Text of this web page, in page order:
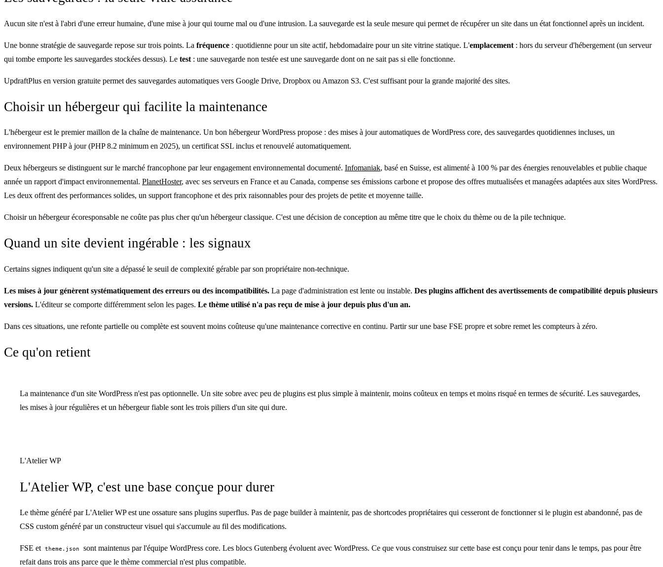
Aucun site n'est à l'abri d'une erreur humaine, d'une mise à jour qui tourne mal ou d'une intrusion. La sauvegarde est la seule mesure qui permet de récupérer un site dans un état fonctionnel après un incident.
Une bonne stratégie de sauvegarde repose sur trois points. La fréquence : quotidienne pour un site actif, hebdomadaire pour un site vitrine statique. L'emplacement : hors du serveur d'hébergement (un serveur
qui tombe emporte les sauvegardes stockées dessus). Le test : une sauvegarde non testée est une sauvegarde dont on ne sait pas si elle fonctionne.
UpdraftPlus en version gratuite permet des sauvegardes automatiques vers Google Drive, Dropbox ou Amazon S3. C'est suffisant pour la grande majorité des sites.
Choisir un hébergeur qui facilite la maintenance
L'hébergeur est le premier maillon de la chaîne de maintenance. Un bon hébergeur WordPress propose : des mises à jour automatiques de WordPress core, des sauvegardes quotidiennes incluses, un
environnement PHP à jour (PHP 8.2 minimum en 2025), un certificat SSL inclus et renouvelé automatiquement.
Deux hébergeurs se distinguent sur le marché francophone par leur engagement environnemental documenté. Infomaniak, basé en Suisse, est alimenté à 100 % par des énergies renouvelables et publie chaque
année un rapport d'impact environnemental. PlanetHoster, avec ses serveurs en France et au Canada, compense ses émissions carbone et propose des offres mutualisées et managées adaptées aux sites WordPress.
Les deux offrent des performances solides, un support francophone et des prix raisonnables pour des projets de petite et moyenne taille.
Choisir un hébergeur écoresponsable ne coûte pas plus cher qu'un hébergeur classique. C'est une décision de conception au même titre que le choix du thème ou de la pile technique.
Quand un site devient ingérable : les signaux
Certains signes indiquent qu'un site a dépassé le seuil de complexité gérable par son propriétaire non-technique.
Les mises à jour génèrent systématiquement des erreurs ou des incompatibilités. La page d'administration est lente ou instable. Des plugins affichent des avertissements de compatibilité depuis plusieurs
versions. L'éditeur se comporte différemment selon les pages. Le thème utilisé n'a pas reçu de mise à jour depuis plus d'un an.
Dans ces situations, une refonte partielle ou complète est souvent moins coûteuse qu'une maintenance corrective en continu. Partir sur une base FSE propre et sobre remet les compteurs à zéro.
Ce qu'on retient
La maintenance d'un site WordPress n'est pas optionnelle. Un site sobre avec peu de plugins est plus simple à maintenir, moins coûteux en temps et moins risqué en termes de sécurité. Les sauvegardes,
les mises à jour régulières et un hébergeur fiable sont les trois piliers d'un site qui dure.
L'Atelier WP
L'Atelier WP, c'est une base conçue pour durer
Le thème généré par L'Atelier WP est une ossature sans plugins superflus. Pas de page builder à maintenir, pas de shortcodes propriétaires qui cesseront de fonctionner si le plugin est abandonné, pas de
CSS custom généré par un constructeur visuel qui s'accumule au fil des modifications.
FSE et theme.json
sont maintenus par l'équipe WordPress core. Les blocs Gutenberg évoluent avec WordPress. Ce que vous construisez sur cette base est conçu pour tenir dans le temps, pas pour être
refait dans trois ans parce que le thème commercial n'est plus compatible.